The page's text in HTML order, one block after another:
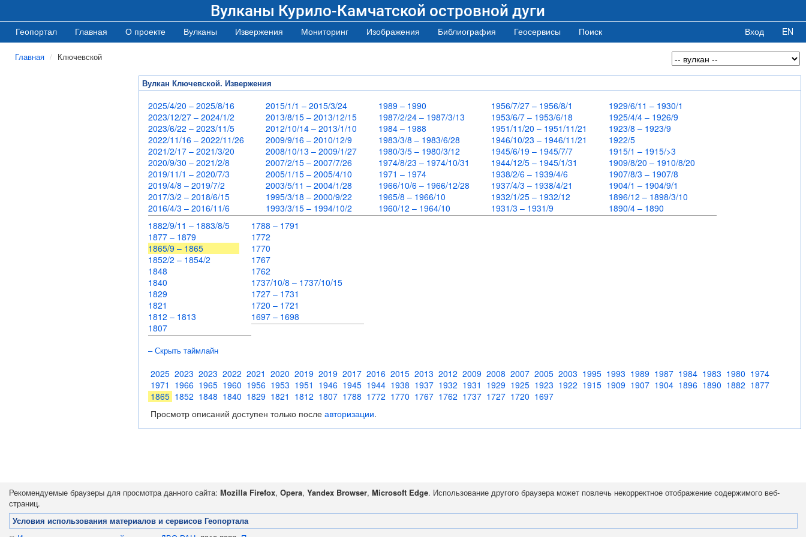
Вулканы Курило-Камчатской островной дуги
Геопортал Главная О проекте Вулканы Извержения Мониторинг Изображения Библиография Геосервисы Поиск Вход EN
Главная Ключевской
Вулкан Ключевской. Извержения
2025/4/20 – 2025/8/16
2023/12/27 – 2024/1/2
2023/6/22 – 2023/11/5
2022/11/16 – 2022/11/26
2021/2/17 – 2021/3/20
2020/9/30 – 2021/2/8
2019/11/1 – 2020/7/3
2019/4/8 – 2019/7/2
2017/3/2 – 2018/6/15
2016/4/3 – 2016/11/6
2015/1/1 – 2015/3/24
2013/8/15 – 2013/12/15
2012/10/14 – 2013/1/10
2009/9/16 – 2010/12/9
2008/10/13 – 2009/1/27
2007/2/15 – 2007/7/26
2005/1/15 – 2005/4/10
2003/5/11 – 2004/1/28
1995/3/18 – 2000/9/22
1993/3/15 – 1994/10/2
1989 – 1990
1987/2/24 – 1987/3/13
1984 – 1988
1983/3/8 – 1983/6/28
1980/3/5 – 1980/3/12
1974/8/23 – 1974/10/31
1971 – 1974
1966/10/6 – 1966/12/28
1965/8 – 1966/10
1960/12 – 1964/10
1956/7/27 – 1956/8/1
1953/6/7 – 1953/6/18
1951/11/20 – 1951/11/21
1946/10/23 – 1946/11/21
1945/6/19 – 1945/7/7
1944/12/5 – 1945/1/31
1938/2/6 – 1939/4/6
1937/4/3 – 1938/4/21
1932/1/25 – 1932/12
1931/3 – 1931/9
1929/6/11 – 1930/1
1925/4/4 – 1926/9
1923/8 – 1923/9
1922/5
1915/1 – 1915/>3
1909/8/20 – 1910/8/20
1907/8/3 – 1907/8
1904/1 – 1904/9/1
1896/12 – 1898/3/10
1890/4 – 1890
1882/9/11 – 1883/8/5
1877 – 1879
1865/9 – 1865
1852/2 – 1854/2
1848
1840
1829
1821
1812 – 1813
1807
1788 – 1791
1772
1770
1767
1762
1737/10/8 – 1737/10/15
1727 – 1731
1720 – 1721
1697 – 1698
– Скрыть таймлайн
2025 2023 2023 2022 2021 2020 2019 2019 2017 2016 2015 2013 2012 2009 2008 2007 2005 2003 1995 1993 1989 1987 1984 1983 1980 1974
1971 1966 1965 1960 1956 1953 1951 1946 1945 1944 1938 1937 1932 1931 1929 1925 1923 1922 1915 1909 1907 1904 1896 1890 1882 1877
1865 1852 1848 1840 1829 1821 1812 1807 1788 1772 1770 1767 1762 1737 1727 1720 1697
Просмотр описаний доступен только после авторизации.
Рекомендуемые браузеры для просмотра данного сайта: Mozilla Firefox, Opera, Yandex Browser, Microsoft Edge. Использование другого браузера может повлечь некорректное отображение содержимого веб-
страниц.
Условия использования материалов и сервисов Геопортала